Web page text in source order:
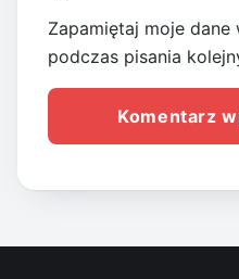
Zapamiętaj moje
podczas pisania